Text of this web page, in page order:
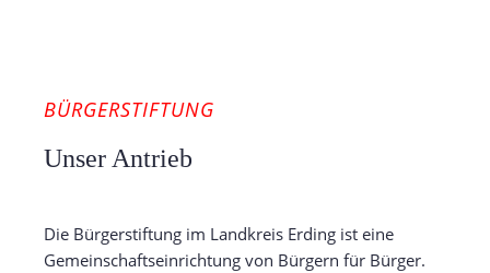
BÜRGERSTIFTUNG
Unser Antrieb
Die Bürgerstiftung im Landkreis Erding ist eine
Gemeinschaftseinrichtung von Bürgern für Bürger.